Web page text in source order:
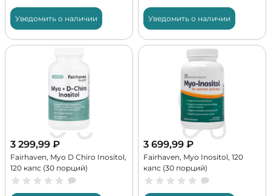
Уведомить о наличии Уведомить о наличии
3 299,99 ₽
Fairhaven, Myo D Chiro Inositol,
120 капс (30 порций)
3 699,99 ₽
Fairhaven, Myo Inositol, 120
капс (30 порций)